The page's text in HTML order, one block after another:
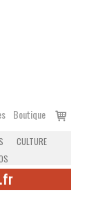
Boutique
Voir
CULTURE